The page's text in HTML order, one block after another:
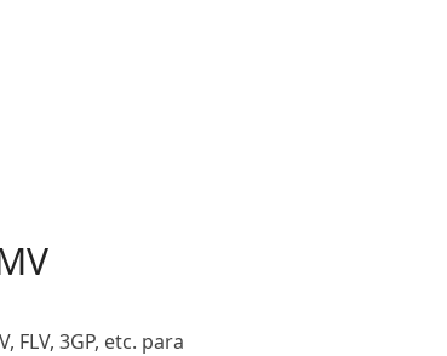
3GP, etc. para